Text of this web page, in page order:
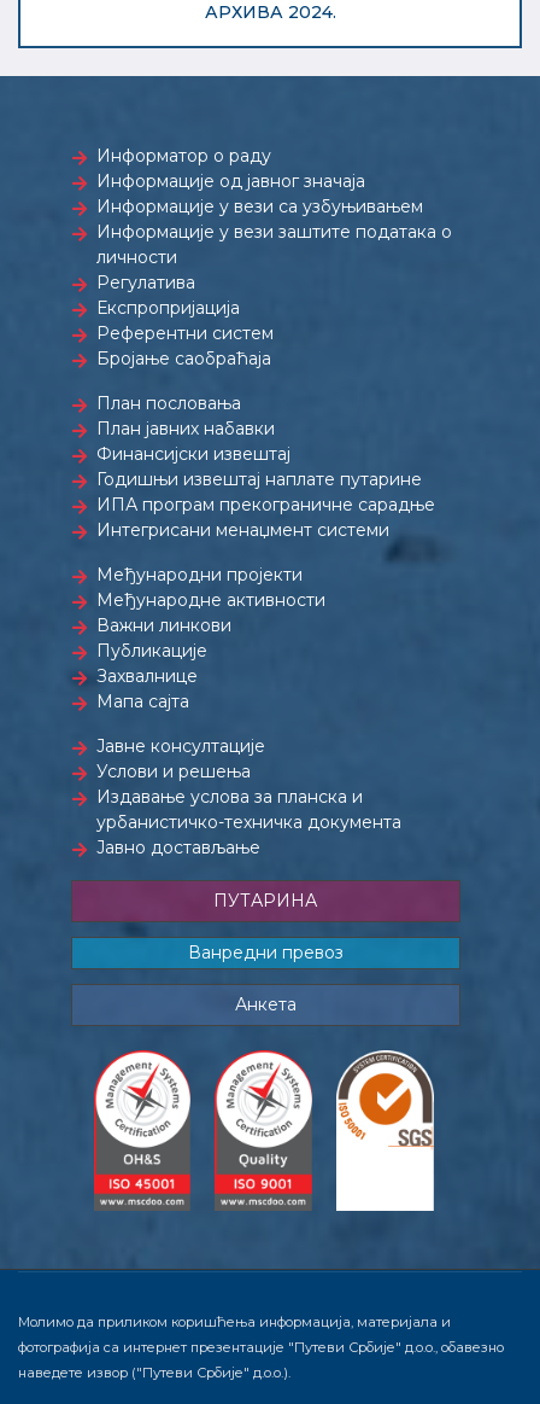
АРХИВА 2024.
Информатор о раду
Информације од јавног значаја
Информације у вези са узбуњивањем
Информације у вези заштите података о
личности
Регулатива
Експропријација
Референтни систем
Бројање саобраћаја
План пословања
План јавних набавки
Финансијски извештај
Годишњи извештај наплате путарине
ИПА програм прекограничне сарадње
Интегрисани менаџмент системи
Међународни пројекти
Међународне активности
Важни линкови
Публикације
Захвалнице
Мапа сајта
Јавне консултације
Услови и решења
Издавање услова за планска и
урбанистичко-техничка документа
Јавно достављање
ПУТАРИНА
Ванредни превоз
Анкета
Молимо да приликом коришћења информација, материјала и
фотографија са интернет презентације "Путеви Србије" д.о.о., обавезно
наведете извор ("Путеви Србије" д.о.о.).